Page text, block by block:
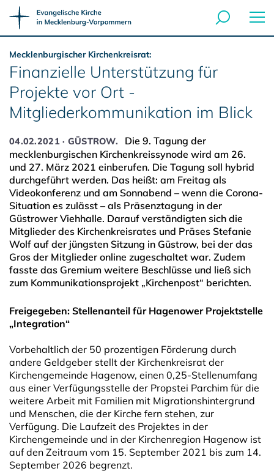
Mecklenburgischer Kirchenkreisrat:
Finanzielle Unterstützung für
Projekte vor Ort -
Mitgliederkommunikation im Blick
04.02.2021 · GÜSTROW.
Die 9. Tagung der
mecklenburgischen Kirchenkreissynode wird am 26.
und 27. März 2021 einberufen. Die Tagung soll hybrid
durchgeführt werden. Das heißt: am Freitag als
Videokonferenz und am Sonnabend – wenn die Corona-
Situation es zulässt – als Präsenztagung in der
Güstrower Viehhalle. Darauf verständigten sich die
Mitglieder des Kirchenkreisrates und Präses Stefanie
Wolf auf der jüngsten Sitzung in Güstrow, bei der das
Gros der Mitglieder online zugeschaltet war. Zudem
fasste das Gremium weitere Beschlüsse und ließ sich
zum Kommunikationsprojekt „Kirchenpost“ berichten.
Freigegeben: Stellenanteil für Hagenower Projektstelle
„Integration“
Vorbehaltlich der 50 prozentigen Förderung durch
andere Geldgeber stellt der Kirchenkreisrat der
Kirchengemeinde Hagenow, einen 0,25-Stellenumfang
aus einer Verfügungsstelle der Propstei Parchim für die
weitere Arbeit mit Familien mit Migrationshintergrund
und Menschen, die der Kirche fern stehen, zur
Verfügung. Die Laufzeit des Projektes in der
Kirchengemeinde und in der Kirchenregion Hagenow ist
auf den Zeitraum vom 15. September 2021 bis zum 14.
September 2026 begrenzt.